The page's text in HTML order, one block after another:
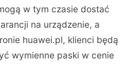
w tym czasie dostać
na urządzenie, a
huawei.pl, klienci będą
wymienne paski w cenie